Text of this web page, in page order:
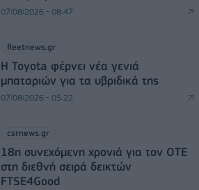
07/08/2026 - 08:47
fleetnews.gr
Η Toyota φέρνει νέα γενιά
μπαταριών για τα υβριδικά της
07/08/2026 - 05:22
csrnews.gr
18η συνεχόμενη χρονιά για τον ΟΤΕ
στη διεθνή σειρά δεικτών
FTSE4Good